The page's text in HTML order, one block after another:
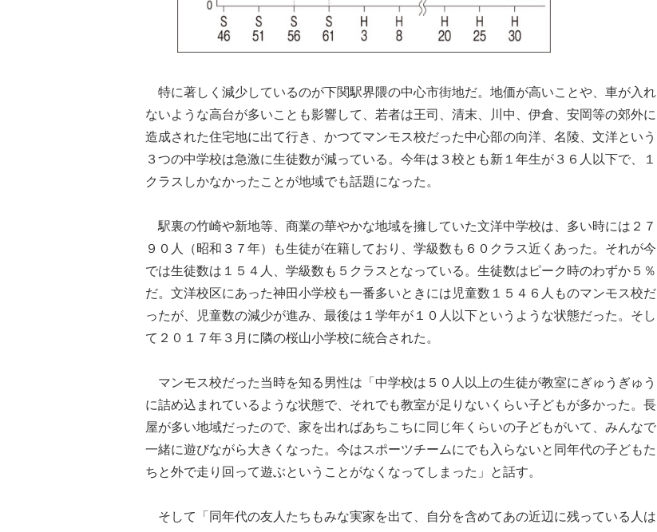
特に著しく減少しているのが下関駅界隈の中心市街地だ。地価が高いことや、車が入れ
ないような高台が多いことも影響して、若者は王司、清末、川中、伊倉、安岡等の郊外に
造成された住宅地に出て行き、かつてマンモス校だった中心部の向洋、名陵、文洋という
３つの中学校は急激に生徒数が減っている。今年は３校とも新１年生が３６人以下で、１
クラスしかなかったことが地域でも話題になった。
駅裏の竹崎や新地等、商業の華やかな地域を擁していた文洋中学校は、多い時には２７
９０人（昭和３７年）も生徒が在籍しており、学級数も６０クラス近くあった。それが今
では生徒数は１５４人、学級数も５クラスとなっている。生徒数はピーク時のわずか５％
だ。文洋校区にあった神田小学校も一番多いときには児童数１５４６人ものマンモス校だ
ったが、児童数の減少が進み、最後は１学年が１０人以下というような状態だった。そし
て２０１７年３月に隣の桜山小学校に統合された。
マンモス校だった当時を知る男性は「中学校は５０人以上の生徒が教室にぎゅうぎゅう
に詰め込まれているような状態で、それでも教室が足りないくらい子どもが多かった。長
屋が多い地域だったので、家を出ればあちこちに同じ年くらいの子どもがいて、みんなで
一緒に遊びながら大きくなった。今はスポーツチームにでも入らないと同年代の子どもた
ちと外で走り回って遊ぶということがなくなってしまった」と話す。
そして「同年代の友人たちもみな実家を出て、自分を含めてあの近辺に残っている人は